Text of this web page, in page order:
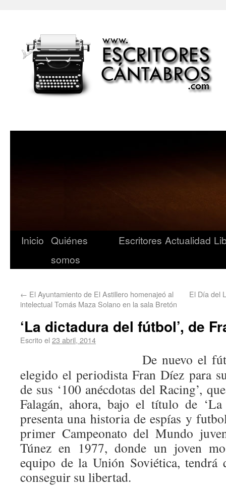
Inicio Quiénes
somos
Escritores Actualidad
← El Ayuntamiento de El Astillero homenajeó al
intelectual Tomás Maza Solano en la sala Bretón
El Día del
‘La dictadura del fútbol’, de
Escrito el 23 abril, 2014
De nuevo el
elegido el periodista Fran Díez para
de sus ‘100 anécdotas del Racing’,
Falagán, ahora, bajo el título de
presenta una historia de espías y
primer Campeonato del Mundo
Túnez en 1977, donde un joven
equipo de la Unión Soviética, tendrá
conseguir su libertad.